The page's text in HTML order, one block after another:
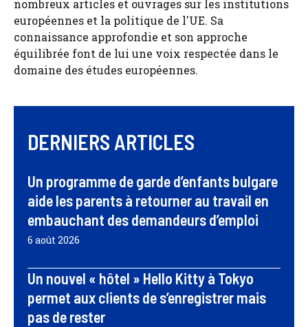
nombreux articles et ouvrages sur les institutions
européennes et la politique de l'UE. Sa
connaissance approfondie et son approche
équilibrée font de lui une voix respectée dans le
domaine des études européennes.
DERNIERS ARTICLES
Un programme de garde d’enfants bulgare
aide les parents à retourner au travail en
embauchant des demandeurs d’emploi
6 août 2026
Un nouvel « hôtel » Hello Kitty à Tokyo
permet aux clients de s’enregistrer mais
pas de rester